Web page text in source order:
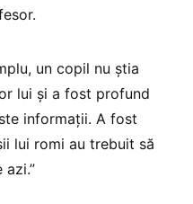
un copil nu știa
lui și a fost profund
informații. A fost
lui romi au trebuit să